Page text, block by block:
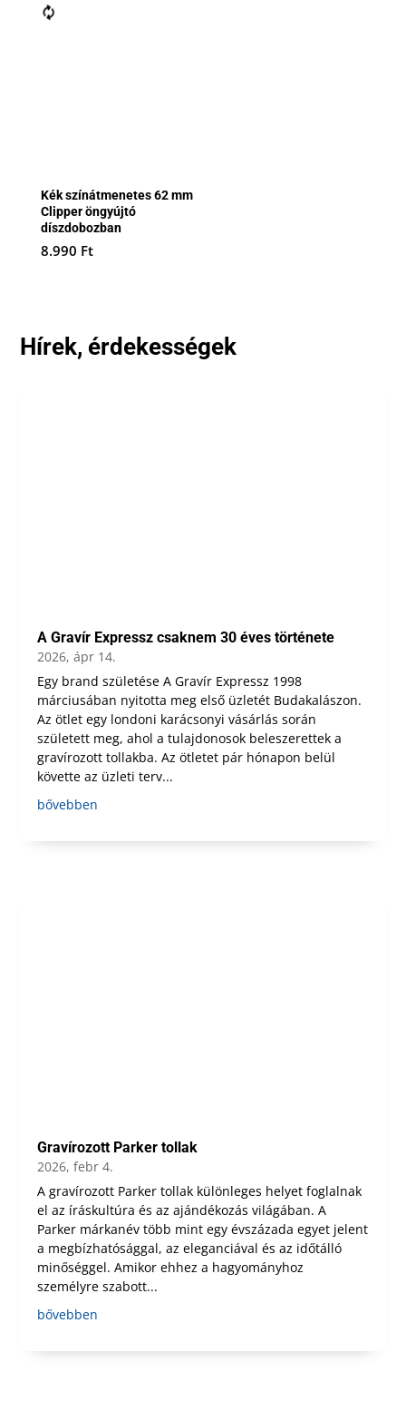
Kék színátmenetes 62 mm
Clipper öngyújtó
díszdobozban
8.990 Ft
Hírek, érdekességek
A Gravír Expressz csaknem 30 éves története
2026, ápr 14.
Egy brand születése A Gravír Expressz 1998
márciusában nyitotta meg első üzletét Budakalászon.
Az ötlet egy londoni karácsonyi vásárlás során
született meg, ahol a tulajdonosok beleszerettek a
gravírozott tollakba. Az ötletet pár hónapon belül
követte az üzleti terv...
bővebben
Gravírozott Parker tollak
2026, febr 4.
A gravírozott Parker tollak különleges helyet foglalnak
el az íráskultúra és az ajándékozás világában. A
Parker márkanév több mint egy évszázada egyet jelent
a megbízhatósággal, az eleganciával és az időtálló
minőséggel. Amikor ehhez a hagyományhoz
személyre szabott...
bővebben